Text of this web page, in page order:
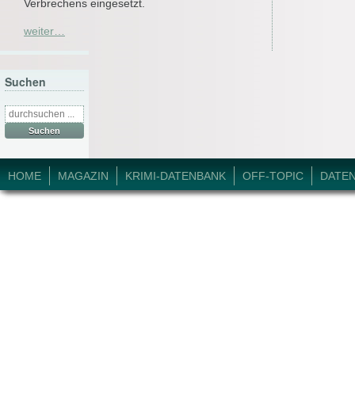
Verbrechens eingesetzt.
weiter…
Suchen
Suche
nach:
HOME MAGAZIN KRIMI-DATENBANK OFF-TOPIC
© 2026 Krimi-Forum.